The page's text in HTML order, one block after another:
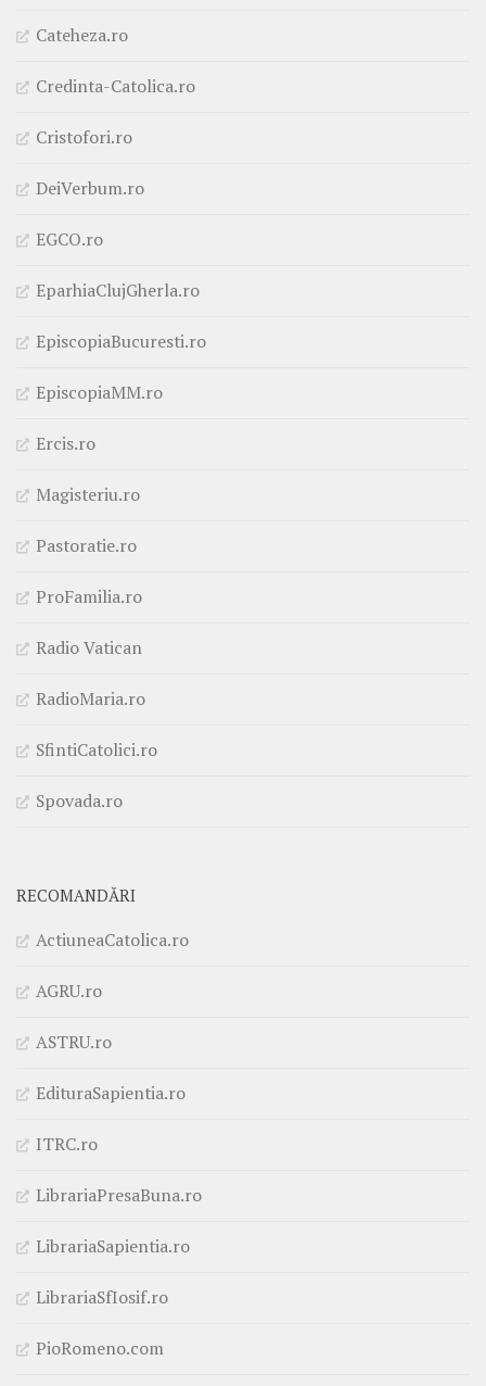
Cateheza.ro
Credinta-Catolica.ro
Cristofori.ro
DeiVerbum.ro
EGCO.ro
EparhiaClujGherla.ro
EpiscopiaBucuresti.ro
EpiscopiaMM.ro
Ercis.ro
Magisteriu.ro
Pastoratie.ro
ProFamilia.ro
Radio Vatican
RadioMaria.ro
SfintiCatolici.ro
Spovada.ro
RECOMANDĂRI
ActiuneaCatolica.ro
AGRU.ro
ASTRU.ro
EdituraSapientia.ro
ITRC.ro
LibrariaPresaBuna.ro
LibrariaSapientia.ro
LibrariaSfIosif.ro
PioRomeno.com